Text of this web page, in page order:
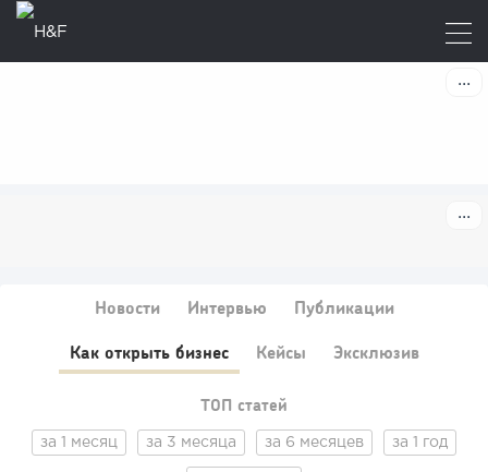
Новости Интервью Публикации
Как открыть бизнес Кейсы Эксклюзив
ТОП статей
за 1 месяц за 3 месяца за 6 месяцев за 1 год